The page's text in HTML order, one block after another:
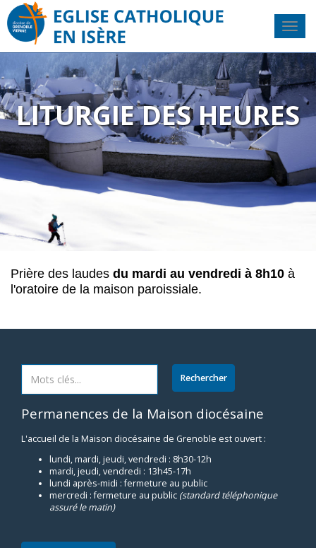
LITURGIE DES HEURES
Prière des laudes du mardi au vendredi à 8h10 à
l'oratoire de la maison paroissiale.
Permanences de la Maison diocésaine
L'accueil de la Maison diocésaine de Grenoble est ouvert :
lundi, mardi, jeudi, vendredi : 8h30-12h
mardi, jeudi, vendredi : 13h45-17h
lundi après-midi : fermeture au public
mercredi : fermeture au public (standard téléphonique
assuré le matin)